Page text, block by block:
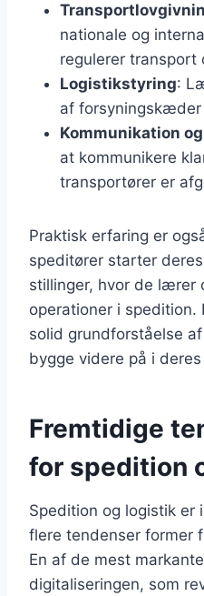
nationale og
regulerer transport
Logistikstyring:
af forsyningskæder
Kommunikation
at kommunikere
transportører er
Praktisk erfaring er
speditører starter
stillinger, hvor de lærer
operationer i spedition.
solid grundforståelse
bygge videre på i
Fremtidige
for spedition
Spedition og logistik er
flere tendenser former
En af de mest
digitaliseringen, som